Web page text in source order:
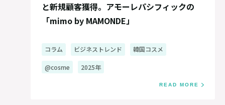
と新規顧客獲得。アモーレパシフィックの
「mimo by MAMONDE」
コラム ビジネストレンド 韓国コスメ
@cosme 2025年
READ MORE